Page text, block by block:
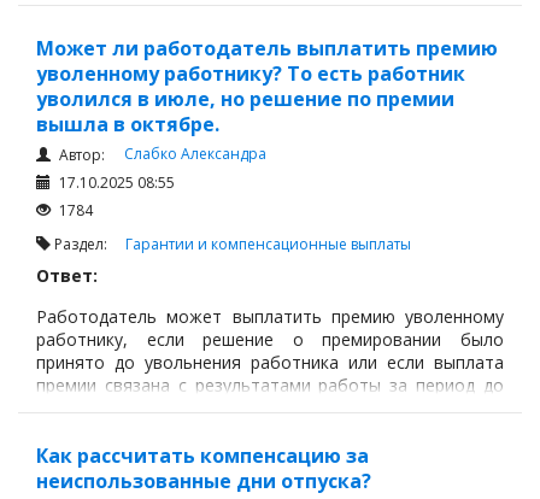
Может ли работодатель выплатить премию
уволенному работнику? То есть работник
уволился в июле, но решение по премии
вышла в октябре.
Автор:
Слабко Александра
17.10.2025 08:55
1784
Раздел: Гарантии и компенсационные выплаты
Ответ:
Работодатель может выплатить премию уволенному
работнику, если решение о премировании было
принято до увольнения работника или если выплата
премии связана с результатами работы за период до
увольнения.
Как рассчитать компенсацию за
неиспользованные дни отпуска?